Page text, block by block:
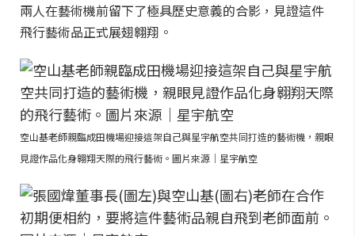
兩人在藝術機前留下了極具歷史意義的合影，見證這件
飛行藝術品正式展翅翱翔。
空山基老師親臨成田機場迎接這架自己與星宇航空共同打造的藝術機，親眼
見證作品化身翱翔天際的飛行藝術。圖片來源｜星宇航空